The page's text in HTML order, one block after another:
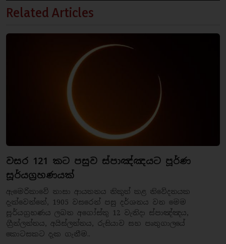
Related Articles
වසර 121 කට පසුව ස්පාඤ්ඤයට පූර්ණ
සූර්යග්‍රහණයක්
ඇමෙරිකාවේ නාසා ආයතනය නිකුත් කළ නිවේදනයක
දැක්වෙන්නේ, 1905 වසරෙන් පසු දර්ශනය වන මෙම
සූර්යග්‍රහණය ලබන අගෝස්තු 12 වැනිදා ස්පාඤ්ඤය,
ග්‍රීන්ලන්තය, අයිස්ලන්තය, රුසියාව සහ පෘතුගාලයේ
කොටසකට දැක ගැනීම..